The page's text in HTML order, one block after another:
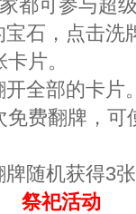
都可参与超
石，点击洗
片。
全部的卡片
费翻牌，可
随机获得3
祭祀活动